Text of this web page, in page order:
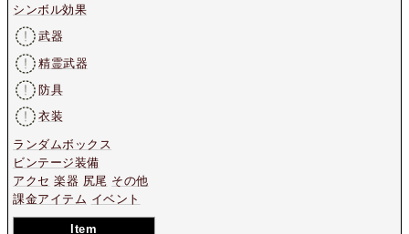
シンボル効果
武器
精霊武器
防具
衣装
ランダムボックス
ビンテージ装備
アクセ 楽器 尻尾 その他
課金アイテム イベント
Item